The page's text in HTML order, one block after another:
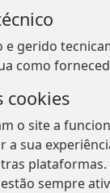
e gerido
como
cookies
o site a
a sua
plataformas.
sempre